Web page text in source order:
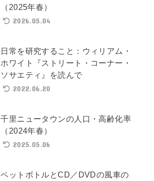
（2025年春）
2026.05.04
日常を研究すること：ウィリアム・
ホワイト『ストリート・コーナー・
ソサエティ』を読んで
2022.06.20
千里ニュータウンの人口・高齢化率
（2024年春）
2025.05.06
ペットボトルとCD／DVDの風車の